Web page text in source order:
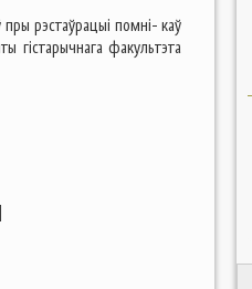
пры рэстаўрацыі помні- каў
гістарычнага факультэта